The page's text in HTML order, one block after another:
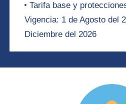
Tarifa base y
Vigencia: 1 de Agosto del
Diciembre del 2026